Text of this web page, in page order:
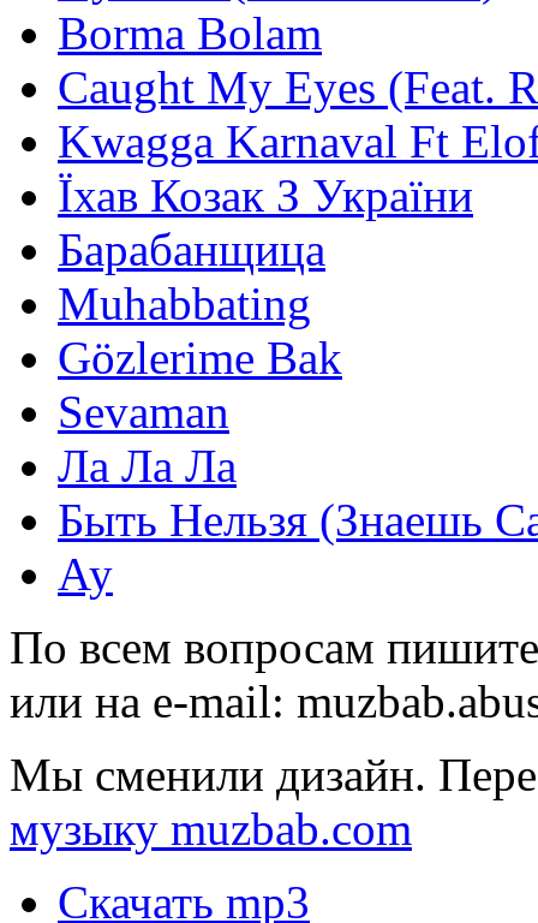
Borma Bolam
Caught My Eyes (Feat.
Kwagga Karnaval Ft
Їхав Козак З України
Барабанщица
Muhabbating
Gözlerime Bak
Sevaman
Ла Ла Ла
Быть Нельзя (Знаешь
Ау
По всем вопросам
или на e-mail:
Мы сменили дизайн.
музыку muzbab.com
Скачать mp3